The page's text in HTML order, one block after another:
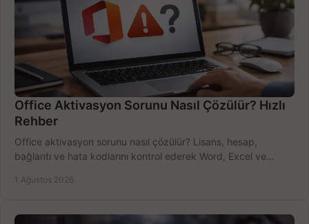
Office Aktivasyon Sorunu Nasıl Çözülür? Hızlı
Rehber
Office aktivasyon sorunu nasıl çözülür? Lisans, hesap,
bağlantı ve hata kodlarını kontrol ederek Word, Excel ve
1 Ağustos 2026